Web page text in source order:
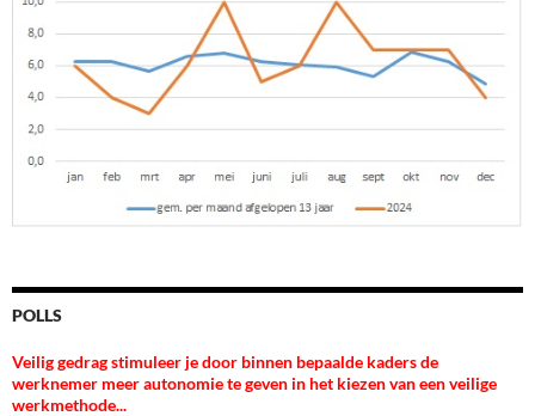
POLLS
Veilig gedrag stimuleer je door binnen bepaalde kaders de
werknemer meer autonomie te geven in het kiezen van een veilige
werkmethode...